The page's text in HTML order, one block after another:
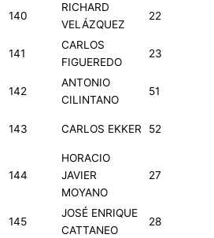
140
RICHARD
VELÁZQUEZ
22
141
CARLOS
FIGUEREDO
23
142
ANTONIO
CILINTANO
51
143 CARLOS EKKER 52
144
HORACIO
JAVIER
MOYANO
27
145
JOSÉ ENRIQUE
CATTANEO
28